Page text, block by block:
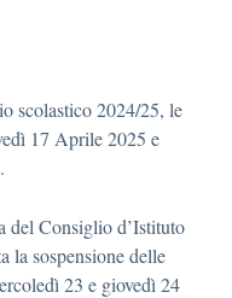
scolastico 2024/25, le
17 Aprile 2025 e
del Consiglio d’Istituto
la sospensione delle
23 e giovedì 24